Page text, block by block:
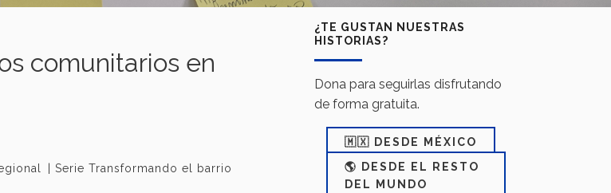
comunitarios en
Serie Transformando el barrio
¿TE GUSTAN NUESTRAS
HISTORIAS?
Dona para seguirlas disfrutando
de forma gratuita.
🇲🇽 DESDE MÉXICO
🌎 DESDE EL RESTO
DEL MUNDO